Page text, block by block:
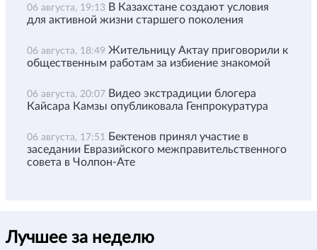
06 августа, 19:13 В Казахстане создают условия
для активной жизни старшего поколения
06 августа, 18:49 Жительницу Актау приговорили к
общественным работам за избиение знакомой
06 августа, 20:07 Видео экстрадиции блогера
Кайсара Камзы опубликовала Генпрокуратура
06 августа, 17:51 Бектенов принял участие в
заседании Евразийского межправительственного
совета в Чолпон-Ате
Лучшее за неделю